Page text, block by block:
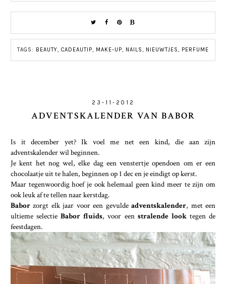
TAGS: BEAUTY, CADEAUTIP, MAKE-UP, NAILS, NIEUWTJES, PERFUME
23-11-2012
ADVENTSKALENDER VAN BABOR
Is it december yet? Ik voel me net een kind, die aan zijn
adventskalender wil beginnen.
Je kent het nog wel, elke dag een venstertje opendoen om er een
chocolaatje uit te halen, beginnen op 1 dec en je eindigt op kerst.
Maar tegenwoordig hoef je ook helemaal geen kind meer te zijn om
ook leuk af te tellen naar kerstdag.
Baborzorgt elk jaar voor een gevuldeadventskalender, met een
ultieme selectieBabor fluids, voor een stralende looktegen de
feestdagen.